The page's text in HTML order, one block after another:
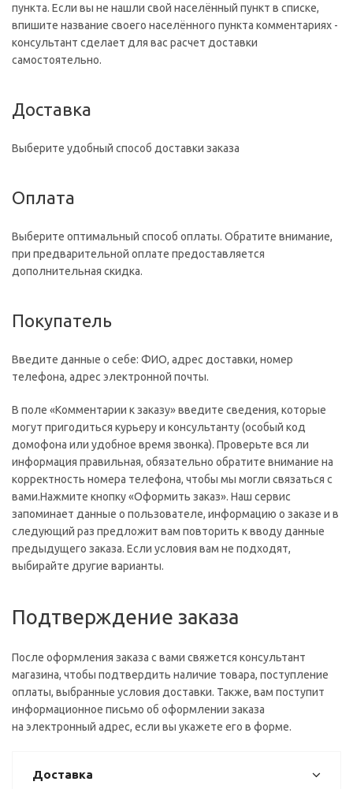
пункта. Если вы не нашли свой населённый пункт в списке,
впишите название своего населённого пункта комментариях -
консультант сделает для вас расчет доставки
самостоятельно.
Доставка
Выберите удобный способ доставки заказа
Оплата
Выберите оптимальный способ оплаты. Обратите внимание,
при предварительной оплате предоставляется
дополнительная скидка.
Покупатель
Введите данные о себе: ФИО, адрес доставки, номер
телефона, адрес электронной почты.
В поле «Комментарии к заказу» введите сведения, которые
могут пригодиться курьеру и консультанту (особый код
домофона или удобное время звонка). Проверьте вся ли
информация правильная, обязательно обратите внимание на
корректность номера телефона, чтобы мы могли связаться с
вами.Нажмите кнопку «Оформить заказ». Наш сервис
запоминает данные о пользователе, информацию о заказе и в
следующий раз предложит вам повторить к вводу данные
предыдущего заказа. Если условия вам не подходят,
выбирайте другие варианты.
Подтверждение заказа
После оформления заказа с вами свяжется консультант
магазина, чтобы подтвердить наличие товара, поступление
оплаты, выбранные условия доставки. Также, вам поступит
информационное письмо об оформлении заказа
на электронный адрес, если вы укажете его в форме.
Доставка